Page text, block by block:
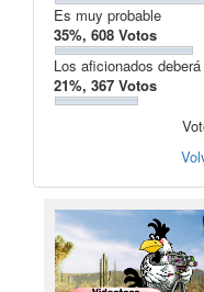
Es muy probable
35%, 608 Votos
Los aficionados
21%, 367 Votos